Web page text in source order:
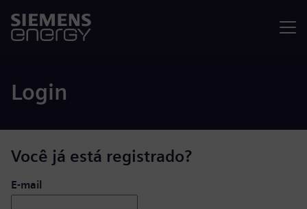
Login
Você já está registrado?
Login: usuário e senha
E-mail